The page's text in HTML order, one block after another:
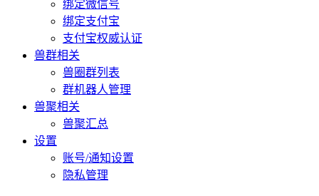
绑定微信号
绑定支付宝
支付宝权威认证
兽群相关
兽圈群列表
群机器人管理
兽聚相关
兽聚汇总
设置
账号/通知设置
隐私管理